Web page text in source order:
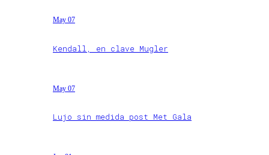
May 07
Kendall, en clave Mugler
May 07
Lujo sin medida post Met Gala